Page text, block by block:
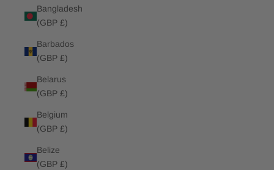
Bangladesh
(GBP £)
Barbados
(GBP £)
Belarus
(GBP £)
Belgium
(GBP £)
Belize
(GBP £)